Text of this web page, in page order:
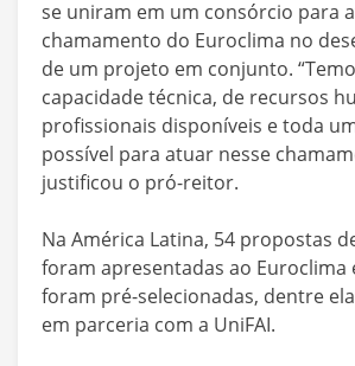
se uniram em um consórcio para
chamamento do Euroclima no
de um projeto em conjunto.
capacidade técnica, de recursos
profissionais disponíveis e toda
possível para atuar nesse
justificou o pró-reitor.
Na América Latina, 54 propostas
foram apresentadas ao Euroclima
foram pré-selecionadas, dentre
em parceria com a UniFAI.